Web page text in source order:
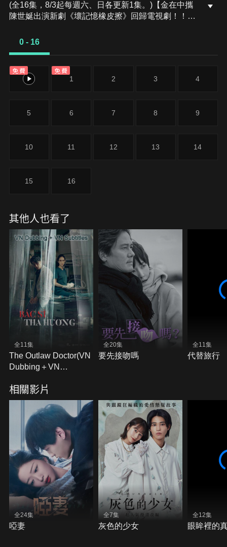
(全16集，8/3起每週六、日各更新1集。)【金在中攜
陳世娫出演新劇《壞記憶橡皮擦》回歸電視劇！！】
心，認為自己從人生的主角變成配角。遇上腦研究中
戀。因被篡改的記憶開始的羅曼史，在得知真相後其
結局將會如何呢？
0 - 16
免費
0
免費
1 2 3 4
5 6 7 8 9
10 11 12 13 14
15 16
其他人也看了
全11集
The Outlaw Doctor(VN
Dubbing＋VN
全20集
要先接吻嗎
全11集
代替旅行
相關影片
全24集
啞妻
全7集
灰色的少女
全12集
眼眸裡的